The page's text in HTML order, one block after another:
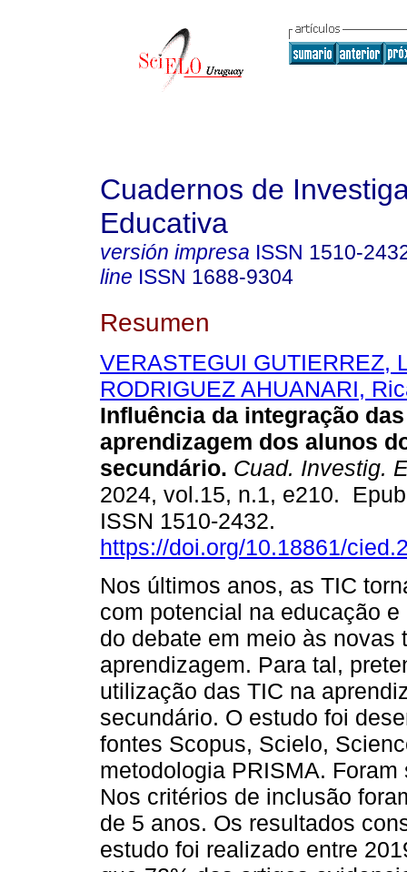
Cuadernos de
Educativa
versión impresa ISSN 1510-
line ISSN 1688-9304
Resumen
VERASTEGUI GUTIERREZ,
RODRIGUEZ AHUANARI,
Influência da integração
aprendizagem dos alunos
secundário. Cuad. Investig.
2024, vol.15, n.1, e210.
ISSN 1510-2432.
https://doi.org/10.18861/
Nos últimos anos, as TIC
com potencial na educação
do debate em meio às novas
aprendizagem. Para tal,
utilização das TIC na
secundário. O estudo foi
fontes Scopus, Scielo,
metodologia PRISMA.
Nos critérios de inclusão
de 5 anos. Os resultados
estudo foi realizado entre